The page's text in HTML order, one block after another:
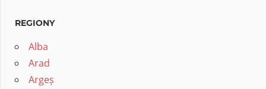
REGIONY
Alba
Arad
Argeș